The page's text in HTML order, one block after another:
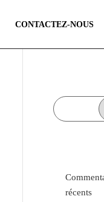
CONTACTEZ-NOUS
récents